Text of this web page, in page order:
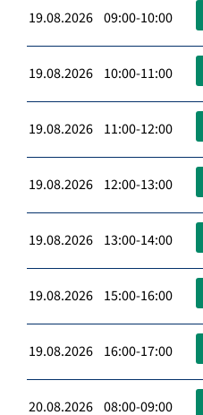
19.08.2026 09:00-10:00
19.08.2026 10:00-11:00
19.08.2026 11:00-12:00
19.08.2026 12:00-13:00
19.08.2026 13:00-14:00
19.08.2026 15:00-16:00
19.08.2026 16:00-17:00
20.08.2026 08:00-09:00